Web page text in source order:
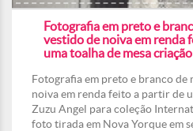
Fotografia em preto e
vestido de noiva em renda
uma toalha de mesa
Fotografia em preto e branco de
noiva em renda feito a partir de
Zuzu Angel para coleção
foto tirada em Nova Yorque em